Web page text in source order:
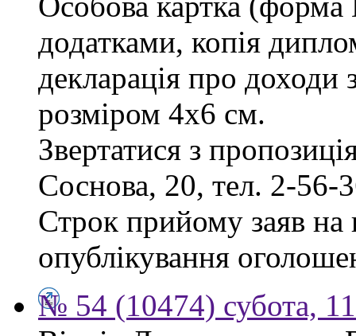
додатками, копія
декларація про доходи
розміром 4х6 см.
Звертатися з
Соснова, 20, тел. 2-56-
Строк прийому заяв на
опублікування
№ 54 (10474) субота,